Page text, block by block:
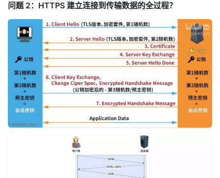
问题 2：HTTPS 建立连接到传输数据的全过程？